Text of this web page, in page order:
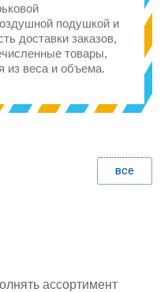
подушкой и
доставки заказов,
товары,
из веса и объема.
все
ассортимент